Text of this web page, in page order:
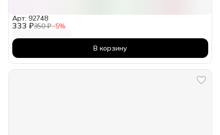
333 ₽350 ₽−5%
Арт: 92748
В корзину